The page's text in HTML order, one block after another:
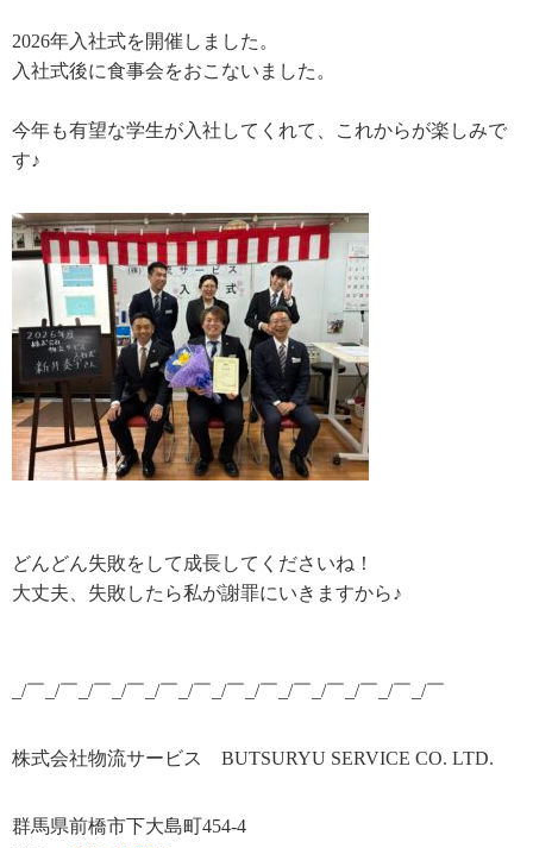
2026年入社式を開催しました。
入社式後に食事会をおこないました。
今年も有望な学生が入社してくれて、これからが楽しみで
す♪
どんどん失敗をして成長してくださいね！
大丈夫、失敗したら私が謝罪にいきますから♪
_/￣_/￣_/￣_/￣_/￣_/￣_/￣_/￣_/￣_/￣_/￣_/￣_/￣
株式会社物流サービス BUTSURYU SERVICE CO. LTD.
群馬県前橋市下大島町454-4